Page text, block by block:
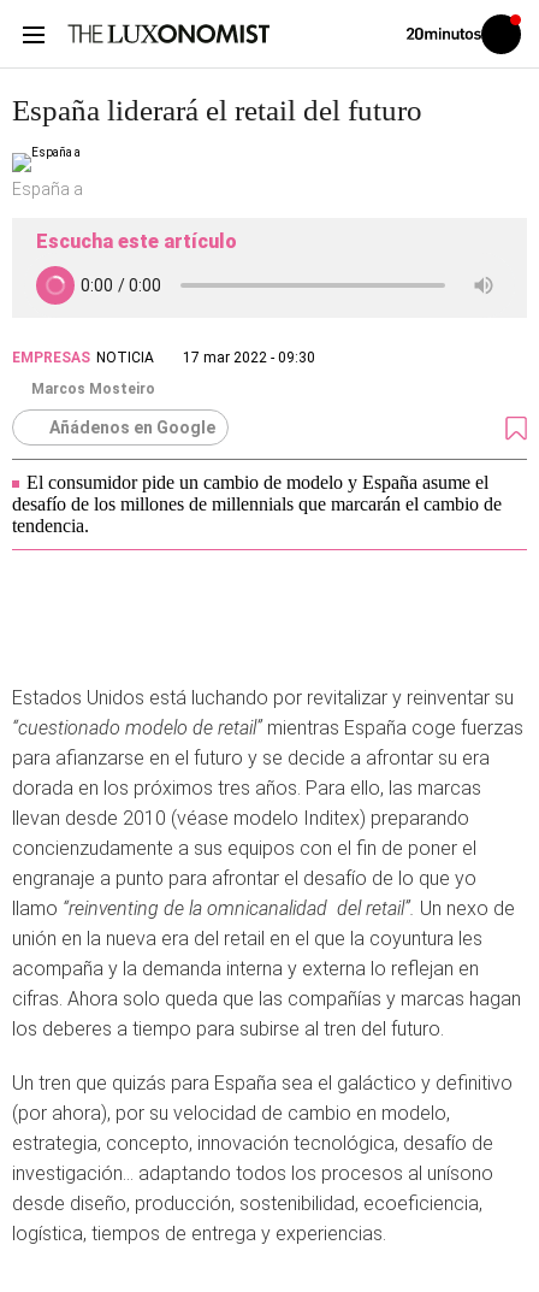
Volver
Iniciar
sesión
España liderará el retail del futuro
España a
Escucha este artículo
EMPRESAS NOTICIA
17 mar 2022 - 09:30
Marcos Mosteiro
Añádenos en Google
El consumidor pide un cambio de modelo y España asume el
desafío de los millones de millennials que marcarán el cambio de
tendencia.
Estados Unidos está luchando por revitalizar y reinventar su
“cuestionado modelo de retail” mientras España coge fuerzas
para afianzarse en el futuro y se decide a afrontar su era
dorada en los próximos tres años. Para ello, las marcas
llevan desde 2010 (véase modelo Inditex) preparando
concienzudamente a sus equipos con el fin de poner el
engranaje a punto para afrontar el desafío de lo que yo
llamo “reinventing de la omnicanalidad del retail”. Un nexo de
unión en la nueva era del retail en el que la coyuntura les
acompaña y la demanda interna y externa lo reflejan en
cifras. Ahora solo queda que las compañías y marcas hagan
los deberes a tiempo para subirse al tren del futuro.
Un tren que quizás para España sea el galáctico y definitivo
(por ahora), por su velocidad de cambio en modelo,
estrategia, concepto, innovación tecnológica, desafío de
investigación... adaptando todos los procesos al unísono
desde diseño, producción, sostenibilidad, ecoeficiencia,
logística, tiempos de entrega y experiencias.